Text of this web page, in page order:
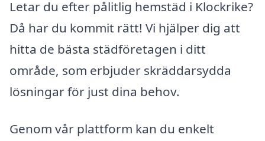
Letar du efter pålitlig hemstäd i Klockrike?
Då har du kommit rätt! Vi hjälper dig att
hitta de bästa städföretagen i ditt
område, som erbjuder skräddarsydda
lösningar för just dina behov.
Genom vår plattform kan du enkelt